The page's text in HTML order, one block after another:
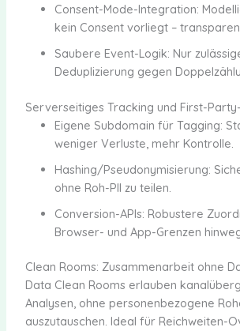
Consent-Mode-Integration:
kein Consent vorliegt –
Saubere Event-Logik: Nur
Deduplizierung gegen
Serverseitiges Tracking und First-
Eigene Subdomain für Tagging:
weniger Verluste, mehr Kontrolle.
Hashing/Pseudonymisierung:
ohne Roh-PII zu teilen.
Conversion-APIs: Robustere
Browser- und App-Grenzen
Clean Rooms: Zusammenarbeit ohne
Data Clean Rooms erlauben
Analysen, ohne personenbezogene
auszutauschen. Ideal für Reichweiten-